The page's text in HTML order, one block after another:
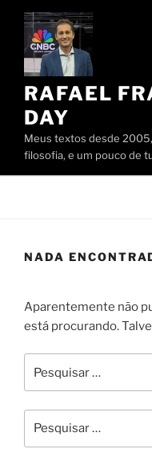
Pular
conteúdo
RAFAEL
DAY
Meus textos desde
filosofia, e um pouco de
NADA
Aparentemente não
está procurando.
por:
por: